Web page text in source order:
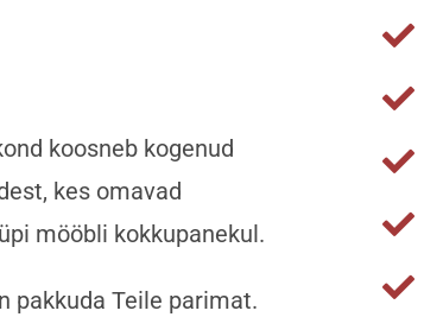
koosneb kogenud
kes omavad
mööbli kokkupanekul.
pakkuda Teile parimat.